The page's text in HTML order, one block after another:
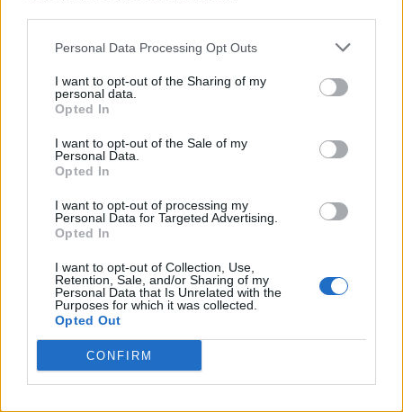
Personal Data Processing Opt Outs
I want to opt-out of the Sharing of my
personal data.
Opted In
I want to opt-out of the Sale of my
Personal Data.
Opted In
I want to opt-out of processing my
Personal Data for Targeted Advertising.
Opted In
I want to opt-out of Collection, Use,
Retention, Sale, and/or Sharing of my
Personal Data that Is Unrelated with the
Purposes for which it was collected.
Opted Out
CONFIRM
senz’altro trovare rifugio in mostre e musei.
La maggior parte dei musei statali infatti
resta aperta a Pasquetta. Ed
eccezionalmente alcune gallerie sono
aperte anche a Pasqua, quest’anno tocca
agli Uffizi di Firenze. Se invece vuoi sentirti
terme: una Pasquetta rigenerante e… a
TI POTREBBE INTERESSARE